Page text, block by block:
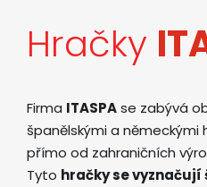
Hračky
Firma ITASPAse zabývá
španělskými a německými
přímo od zahraničních
Tyto hračky se